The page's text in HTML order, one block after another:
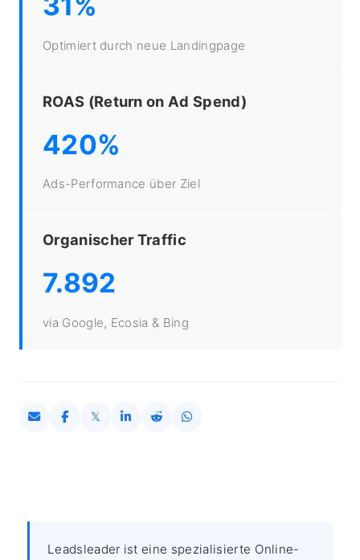
Optimiert durch neue Landingpage
ROAS (Return on Ad Spend)
420%
Ads-Performance über Ziel
Organischer Traffic
7.892
via Google, Ecosia & Bing
Leadsleader ist eine spezialisierte Online-